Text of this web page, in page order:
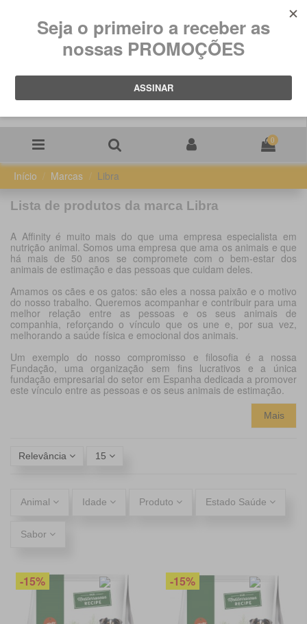
0
Início Marcas Libra
Lista de produtos da marca Libra
A Affinity é muito mais do que uma empresa especialista em
nutrição animal. Somos uma empresa que ama os animais e que
há mais de 50 anos se compromete com o bem-estar dos
animais de estimação e das pessoas que cuidam deles.
Amamos os cães e os gatos: são eles a nossa paixão e o motivo
do nosso trabalho. Queremos acompanhar e contribuir para uma
melhor relação entre as pessoas e os seus animais de
companhia, reforçando o vínculo que os une e, por sua vez,
melhorando a saúde física e emocional dos animais.
Um exemplo do nosso compromisso e filosofia é a nossa
Fundação, uma organização sem fins lucrativos e a única
fundação empresarial do setor em Espanha dedicada a promover
este vínculo entre as pessoas e os seus animais de estimação.
Mais
Relevância 15
Animal Idade Produto Estado Saúde
Sabor
-15% -15%